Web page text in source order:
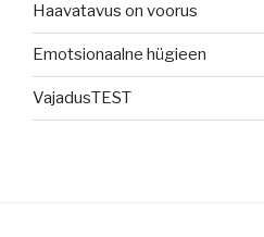
Haavatavus on voorus
Emotsionaalne hügieen
VajadusTEST